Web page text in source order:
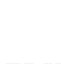
Przejdź
Przejdź
Przejdź
Przejdź
Przejdź